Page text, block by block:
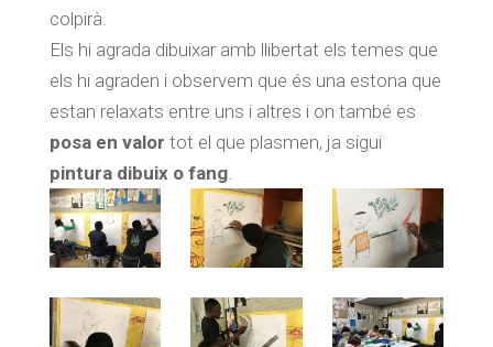
colpirà.
Els hi agrada dibuixar amb llibertat els temes que
els hi agraden i observem que és una estona que
estan relaxats entre uns i altres i on també es
posa en valor tot el que plasmen, ja sigui
pintura dibuix o fang.